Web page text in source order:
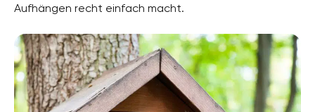
Aufhängen recht einfach macht.